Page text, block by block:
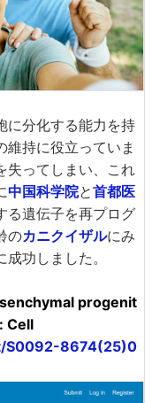
に分化する能力を持
維持に役立っていま
失ってしまい、これ
中国科学院と首都医
る遺伝子を再プログ
のカニクイザルにみ
功しました。
progenit
Cell
S0092-8674(25)0